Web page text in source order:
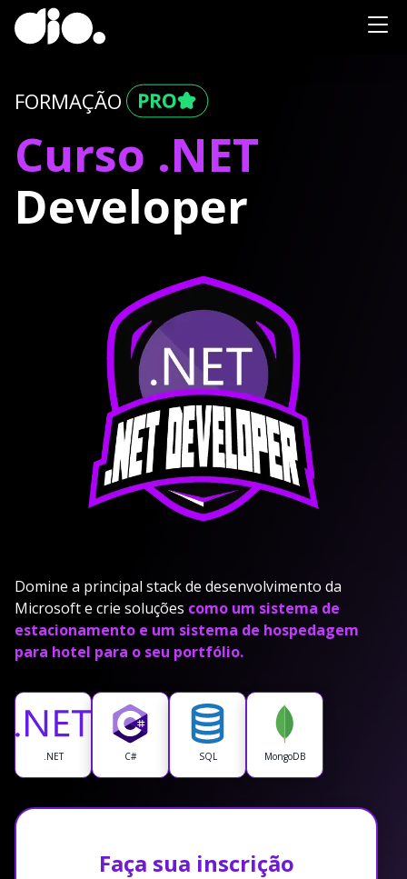
FORMAÇÃO
Curso .NET
Developer
Domine a principal stack de desenvolvimento da
Microsoft e crie soluções como um sistema de
estacionamento e um sistema de hospedagem
para hotel para o seu portfólio.
.NET C# SQL MongoDB
Faça sua inscrição